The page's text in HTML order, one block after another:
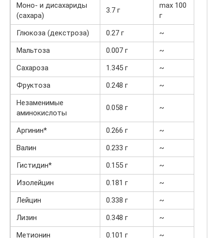
Моно- и дисахариды
(сахара)
3.7 г
max 100
г
Глюкоза (декстроза)
0.27 г
~
Мальтоза
0.007 г
~
Сахароза
1.345 г
~
Фруктоза
0.248 г
~
Незаменимые
аминокислоты
0.058 г ~
Аргинин* 0.266 г
~
Валин
0.233 г
~
Гистидин*
0.155 г
~
Изолейцин
0.181 г
~
Лейцин
0.338 г
~
Лизин
0.348 г
~
Метионин
0.101 г
~